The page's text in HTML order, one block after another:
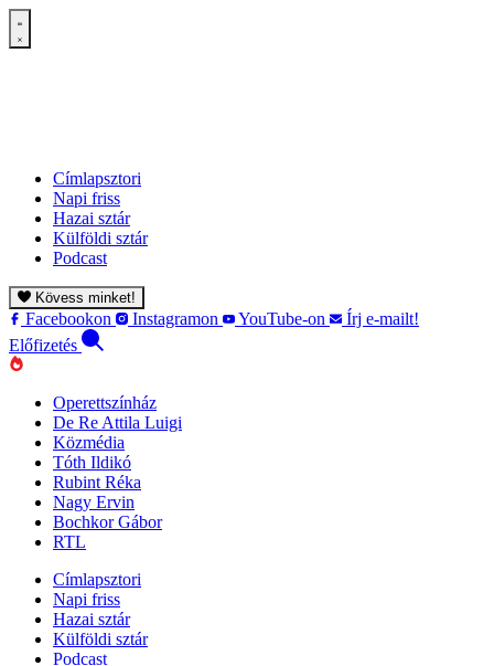
Címlapsztori
Napi friss
Hazai sztár
Külföldi sztár
Podcast
Kövess minket!
Facebookon Instagramon YouTube-on
Írj e-mailt!
Előfizetés
Operettszínház
De Re Attila Luigi
Közmédia
Tóth Ildikó
Rubint Réka
Nagy Ervin
Bochkor Gábor
RTL
Címlapsztori
Napi friss
Hazai sztár
Külföldi sztár
Podcast